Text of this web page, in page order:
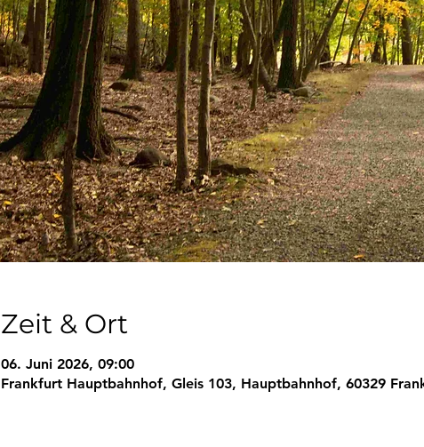
Zeit & Ort
06. Juni 2026, 09:00
Frankfurt Hauptbahnhof, Gleis 103, Hauptbahnhof, 60329